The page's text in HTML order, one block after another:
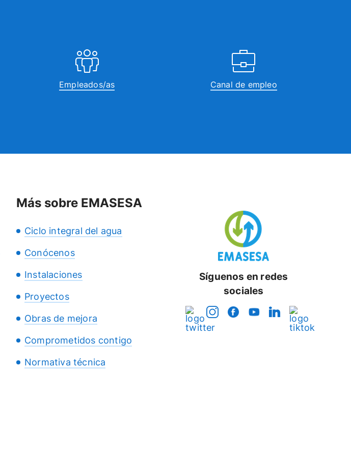
Empleados/as Canal de empleo
Más sobre EMASESA
Ciclo integral del agua
Conócenos
Instalaciones
Proyectos
Obras de mejora
Comprometidos contigo
Normativa técnica
Síguenos en redes
sociales